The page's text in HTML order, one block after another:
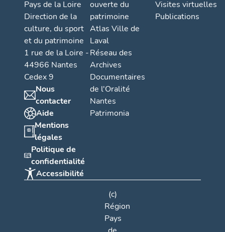
Pays de la Loire
Direction de la
culture, du sport
et du patrimoine
1 rue de la Loire -
44966 Nantes
Cedex 9
Nous
contacter
Aide
Mentions
légales
Politique de
confidentialité
Accessibilité
ouverte du
patrimoine
Atlas Ville de
Laval
Réseau des
Archives
Documentaires
de l'Oralité
Nantes
Patrimonia
Visites virtuelles
Publications
(c)
Région
Pays